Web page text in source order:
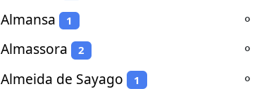
Almansa 1
Almassora 2
Almeida de Sayago 1
⚬
⚬
⚬